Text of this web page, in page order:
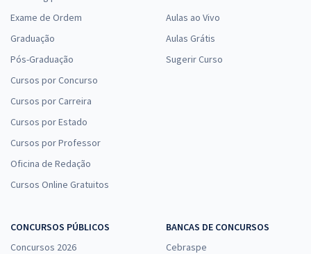
Exame de Ordem
Graduação
Pós-Graduação
Cursos por Concurso
Cursos por Carreira
Cursos por Estado
Cursos por Professor
Oficina de Redação
Cursos Online Gratuitos
Aulas ao Vivo
Aulas Grátis
Sugerir Curso
CONCURSOS PÚBLICOS
Concursos 2026
BANCAS DE CONCURSOS
Cebraspe